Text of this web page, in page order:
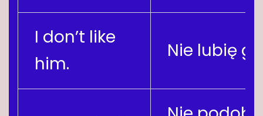
I don’t like
him.
Nie lubię